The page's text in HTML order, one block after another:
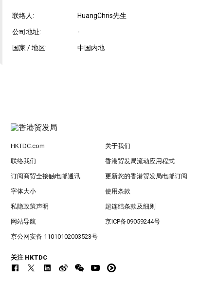
联络人: HuangChris先生
公司地址: -
国家 / 地区: 中国内地
HKTDC.com 关于我们
联络我们 香港贸发局流动应用程式
订阅商贸全接触电邮通讯 更新您的香港贸发局电邮订阅
字体大小 使用条款
私隐政策声明 超连结条款及细则
网站导航 京ICP备09059244号
京公网安备 11010102003523号
关注 HKTDC